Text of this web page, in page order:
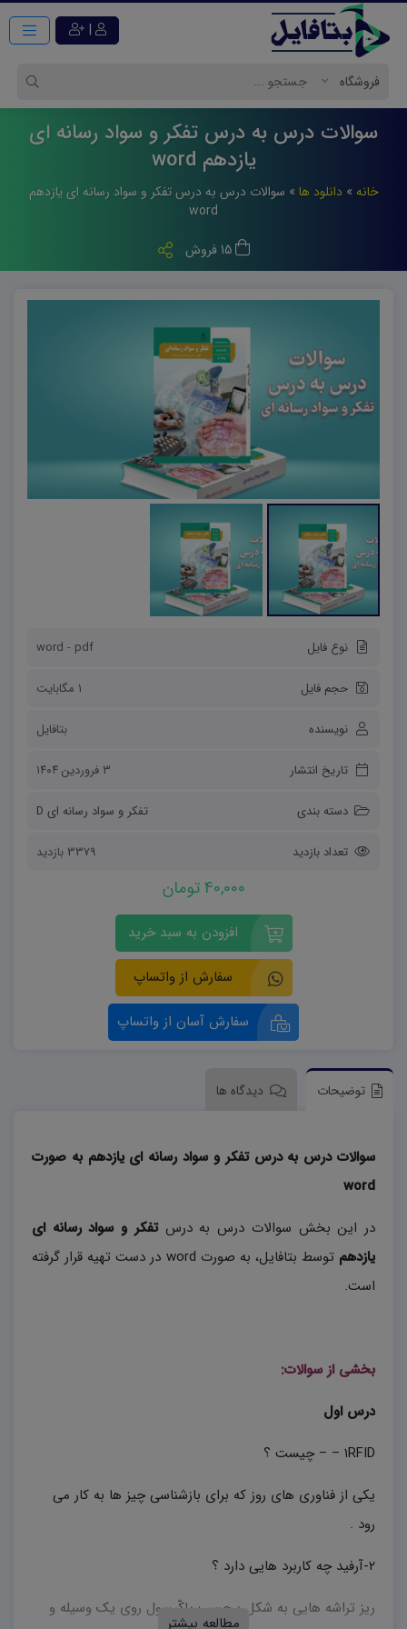
|
سوالات درس به درس تفکر و سواد رسانه ای
یازدهم word
خانه »دانلود ها » سوالات درس به درس تفکر و سواد رسانه ای یازدهم
word
15 فروش
نوع فایل word - pdf
حجم فایل 1 مگابایت
نویسنده بتافایل
تاریخ انتشار ۳ فروردین ۱۴۰۴
دسته بندی تفکر و سواد رسانه ای D
تعداد بازدید 3379 بازدید
40,000 تومان
افزودن به سبد خرید
سفارش از واتساپ
سفارش آسان از واتساپ
توضیحات دیدگاه ها
سوالات درس به درس تفکر و سواد رسانه ای یازدهم به صورت
word
در این بخش سوالات درس به درستفکر و سواد رسانه ای
یازدهم
توسط بتافایل، به صورت word در دست تهیه قرار گرفته
است.
بخشی از سوالات:
درس اول
۱RFID – – چیست‌ ؟
یکی‌ از فناوری‌ های‌ روز که‌ برای‌ بازشناسی‌ چیز ها به‌ کار می‌
رود .
۲-آرفید چه‌ کاربرد هایی‌ دارد ؟
ریز تراشه‌ هایی‌ به‌ شکل‌ برچسب‌ یاکّپسول روی‌ یک‌ وسیله‌ و
مطالعه بیشتر